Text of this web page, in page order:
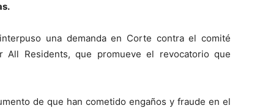
una demanda en Corte contra el comité
All Residents, que promueve el revocatorio que
de que han cometido engaños y fraude en el